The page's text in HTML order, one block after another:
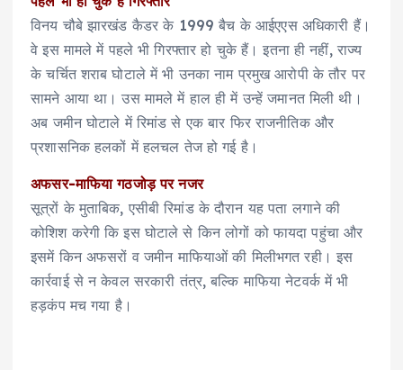
विनय चौबे झारखंड कैडर के 1999 बैच के आईएएस अधिकारी हैं।
वे इस मामले में पहले भी गिरफ्तार हो चुके हैं। इतना ही नहीं, राज्य
के चर्चित शराब घोटाले में भी उनका नाम प्रमुख आरोपी के तौर पर
सामने आया था। उस मामले में हाल ही में उन्हें जमानत मिली थी।
अब जमीन घोटाले में रिमांड से एक बार फिर राजनीतिक और
प्रशासनिक हलकों में हलचल तेज हो गई है।
अफसर-माफिया गठजोड़ पर नजर
सूत्रों के मुताबिक, एसीबी रिमांड के दौरान यह पता लगाने की
कोशिश करेगी कि इस घोटाले से किन लोगों को फायदा पहुंचा और
इसमें किन अफसरों व जमीन माफियाओं की मिलीभगत रही। इस
कार्रवाई से न केवल सरकारी तंत्र, बल्कि माफिया नेटवर्क में भी
हड़कंप मच गया है।